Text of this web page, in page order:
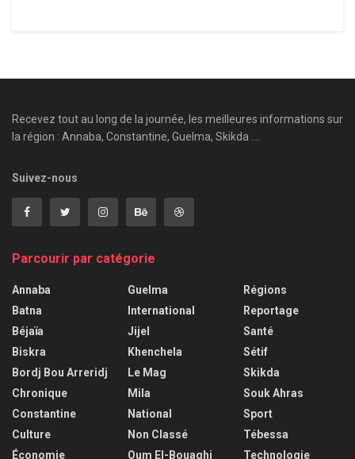
Recevez tout au long de la journée, les meilleures informations sur
la région : Annaba, Constantine, Guelma, Skikda ....
Suivez-nous
Parcourir par catégorie
Annaba
Batna
Béjaïa
Biskra
Bordj Bou Arreridj
Chronique
Constantine
Culture
Économie
Guelma
International
Jijel
Khenchela
Le Mag
Mila
National
Non Classé
Oum El-Bouaghi
Régions
Reportage
Santé
Sétif
Skikda
Souk Ahras
Sport
Tébessa
Technologie